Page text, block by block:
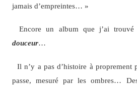
jamais d’empreintes… »
Encore un album que j’ai
douceur…
Il n’y a pas d’histoire à proprement
passe, mesuré par les ombres…